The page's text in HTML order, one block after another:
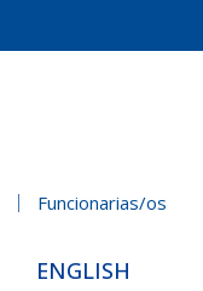
Funcionarias/os
ENGLISH